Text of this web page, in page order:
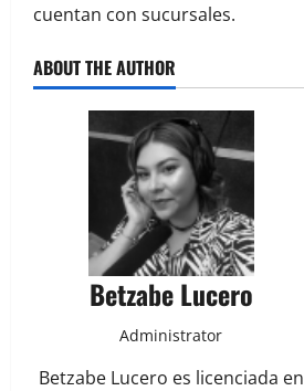
cuentan con sucursales.
ABOUT THE AUTHOR
Betzabe Lucero
Administrator
Betzabe Lucero es licenciada en